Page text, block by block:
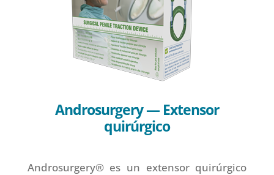
Androsurgery — Extensor
quirúrgico
Androsurgery® es un extensor quirúrgico